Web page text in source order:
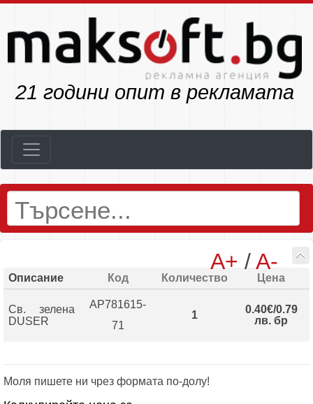
23 години опит в рекламата
A+ /A-
Описание Код Количество Цена
Св. зелена
DUSER
AP781615-
71
1
0.40€/0.79
лв. бр
Моля пишете ни чрез формата по-долу!